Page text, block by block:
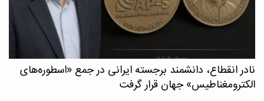
نادر انقطاع، دانشمند برجسته ایرانی در جمع «اسطوره‌های
الکترومغناطیس» جهان قرار گرفت